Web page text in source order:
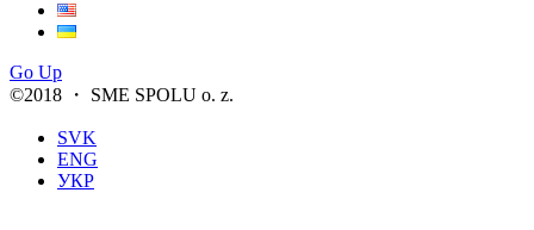
Go Up
©2018 ・ SME SPOLU o. z.
SVK
ENG
УКР